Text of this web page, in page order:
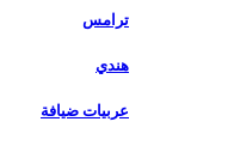
ترامس
هندي
عربيات ضيافة